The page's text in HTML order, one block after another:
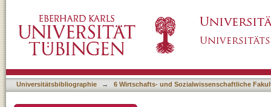
Universitätsbibliographie → 6 Wirtschafts- und Sozialwissenschaftliche